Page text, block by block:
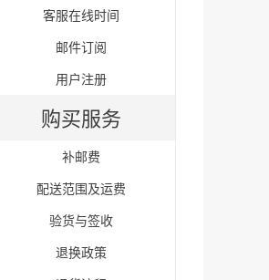
客服在线时间
邮件订阅
用户注册
购买服务
补邮费
配送范围及运费
验货与签收
退换政策